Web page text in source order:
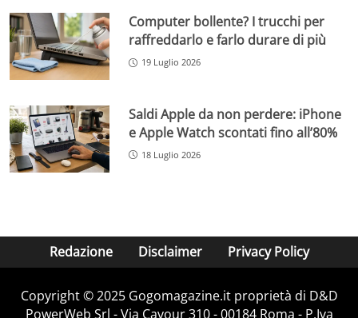
Computer bollente? I trucchi per
raffreddarlo e farlo durare di più
19 Luglio 2026
Saldi Apple da non perdere: iPhone
e Apple Watch scontati fino all’80%
18 Luglio 2026
Redazione Disclaimer Privacy Policy
Copyright © 2025 Gogomagazine.it proprietà di D&D
PowerWeb Srl - Via Cavour 310 - 00184 Roma - P.Iva